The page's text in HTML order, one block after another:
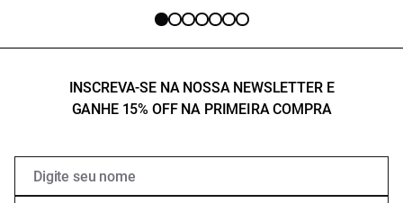
INSCREVA-SE NA NOSSA NEWSLETTER E
GANHE 15% OFF NA PRIMEIRA COMPRA